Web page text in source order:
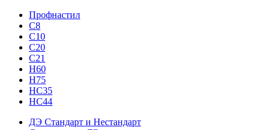
Профнастил
С8
С10
С20
С21
H60
H75
HС35
НС44
ДЭ Стандарт и Нестандарт